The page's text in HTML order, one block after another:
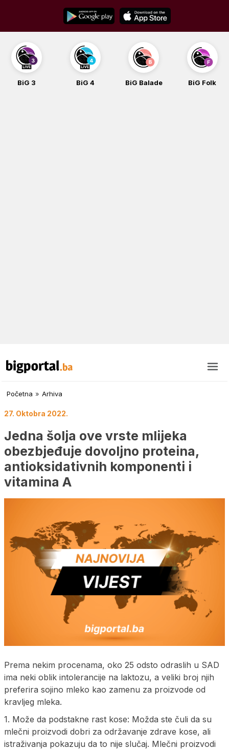
content
BiG 3 BiG 4 BiG Balade BiG Folk
Početna » Arhiva
27. Oktobra 2022.
Jedna šolja ove vrste mlijeka
obezbjeđuje dovoljno proteina,
antioksidativnih komponenti i
vitamina A
Prema nekim procenama, oko 25 odsto odraslih u SAD
ima neki oblik intolerancije na laktozu, a veliki broj njih
preferira sojino mleko kao zamenu za proizvode od
kravljeg mleka.
1. Može da podstakne rast kose: Možda ste čuli da su
mlečni proizvodi dobri za održavanje zdrave kose, ali
istraživanja pokazuju da to nije slučaj. Mlečni proizvodi